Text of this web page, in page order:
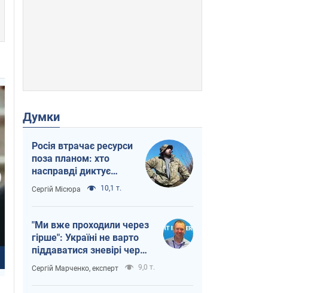
Думки
Росія втрачає ресурси
поза планом: хто
насправді диктує
темп війни
Сергій Місюра 10,1 т.
"Ми вже проходили через
гірше": Україні не варто
піддаватися зневірі через
ракетний терор
Сергій Марченко, експерт 9,0 т.